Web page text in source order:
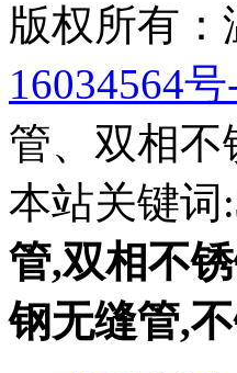
版权所有
16034564号
管、双相
本站关键词:
管,双相不
钢无缝管,